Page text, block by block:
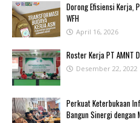
‎Dorong Efisiensi Kerja,
WFH ‎
April 16, 2026
Roster Kerja PT AMNT
Desember 22, 2022
Perkuat Keterbukaan
Bangun Sinergi dengan